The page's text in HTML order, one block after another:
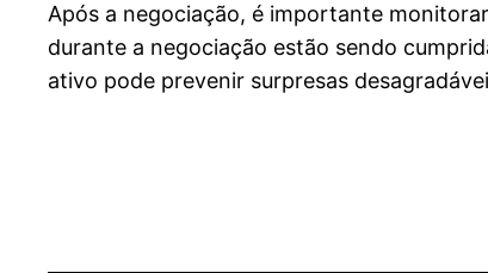
Após a negociação, é importante
durante a negociação estão sendo
ativo pode prevenir surpresas